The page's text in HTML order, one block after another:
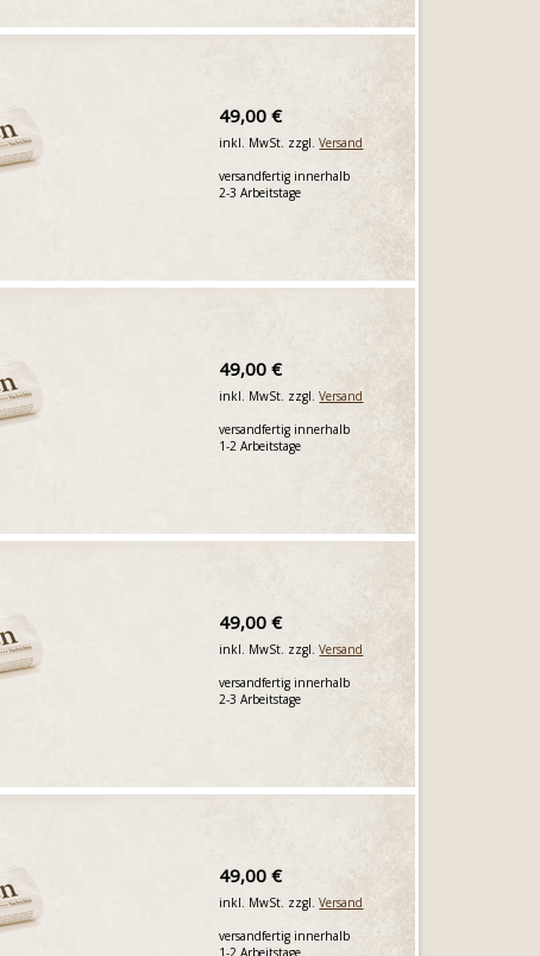
49,00 €
inkl. MwSt. zzgl.Versand
versandfertig innerhalb
2-3 Arbeitstage
49,00 €
inkl. MwSt. zzgl.Versand
versandfertig innerhalb
1-2 Arbeitstage
49,00 €
inkl. MwSt. zzgl.Versand
versandfertig innerhalb
2-3 Arbeitstage
49,00 €
inkl. MwSt. zzgl.Versand
versandfertig innerhalb
1-2 Arbeitstage